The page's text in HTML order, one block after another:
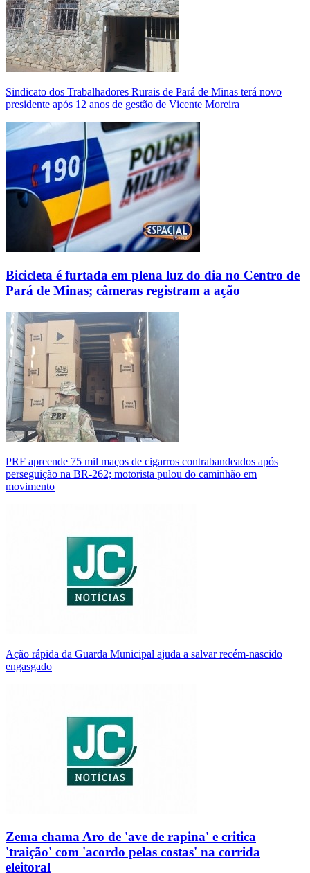
Sindicato dos Trabalhadores Rurais de Pará de Minas terá novo
presidente após 12 anos de gestão de Vicente Moreira
Bicicleta é furtada em plena luz do dia no Centro de
Pará de Minas; câmeras registram a ação
PRF apreende 75 mil maços de cigarros contrabandeados após
perseguição na BR-262; motorista pulou do caminhão em
movimento
Ação rápida da Guarda Municipal ajuda a salvar recém-nascido
engasgado
Zema chama Aro de 'ave de rapina' e critica
'traição' com 'acordo pelas costas' na corrida
eleitoral